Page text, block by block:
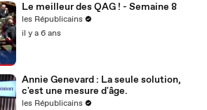
Le meilleur des QAG ! - Semaine 8
les Républicains
il y a 6 ans
Annie Genevard : La seule solution,
c'est une mesure d'âge.
les Républicains